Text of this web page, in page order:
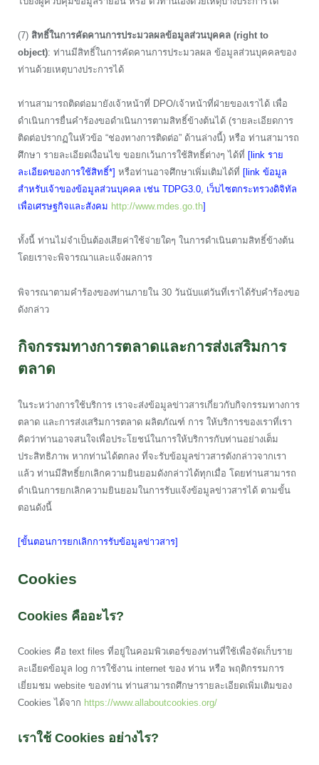
(7) สิทธิ์ในการคัดคานการประมวลผลข้อมูลส่วนบุคคล (right to
object): ท่านมีสิทธิ์ในการคัดคานการประมวลผล ข้อมูลส่วนบุคคลของ
ท่านด้วยเหตุบางประการได้
ท่านสามารถติดต่อมายังเจ้าหน้าที่ DPO/เจ้าหน้าที่ฝ่ายของเราได้ เพื่อ
ดำเนินการยื่นคำร้องขอดำเนินการตามสิทธิ์ข้างต้นได้ (รายละเอียดการ
ติดต่อปรากฏในหัวข้อ “ช่องทางการติดต่อ” ด้านล่างนี้) หรือ ท่านสามารถ
ศึกษา รายละเอียดเงื่อนไข ขอยกเว้นการใช้สิทธิ์ต่างๆ ได้ที่ [link ราย
ละเอียดของการใช้สิทธิ์*] หรือท่านอาจศึกษาเพิ่มเติมได้ที่ [link ข้อมูล
สำหรับเจ้าของข้อมูลส่วนบุคคล เช่น TDPG3.0, เว็บไซตกระทรวงดิจิทัล
เพื่อเศรษฐกิจและสังคม http://www.mdes.go.th]
ทั้งนี้ ท่านไม่จำเป็นต้องเสียค่าใช้จ่ายใดๆ ในการดำเนินตามสิทธิ์ข้างต้น
โดยเราจะพิจารณาและแจ้งผลการ
พิจารณาตามคำร้องของท่านภายใน 30 วันนับแต่วันที่เราได้รับคำร้องขอ
ดังกล่าว
กิจกรรมทางการตลาดและการส่งเสริมการ
ตลาด
ในระหว่างการใช้บริการ เราจะส่งข้อมูลข่าวสารเกี่ยวกับกิจกรรมทางการ
ตลาด และการส่งเสริมการตลาด ผลิตภัณฑ์ การ ให้บริการของเราที่เรา
คิดว่าท่านอาจสนใจเพื่อประโยชน์ในการให้บริการกับท่านอย่างเต็ม
ประสิทธิภาพ หากท่านได้ตกลง ที่จะรับข้อมูลข่าวสารดังกล่าวจากเรา
แล้ว ท่านมีสิทธิ์ยกเลิกความยินยอมดังกล่าวได้ทุกเมื่อ โดยท่านสามารถ
ดำเนินการยกเลิกความยินยอมในการรับแจ้งข้อมูลข่าวสารได้ ตามขั้น
ตอนดังนี้
[ขั้นตอนการยกเลิกการรับข้อมูลข่าวสาร]
Cookies
Cookies คืออะไร?
Cookies คือ text files ที่อยู่ในคอมพิวเตอร์ของท่านที่ใช้เพื่อจัดเก็บราย
ละเอียดข้อมูล log การใช้งาน internet ของ ท่าน หรือ พฤติกรรมการ
เยี่ยมชม website ของท่าน ท่านสามารถศึกษารายละเอียดเพิ่มเติมของ
Cookies ได้จาก https://www.allaboutcookies.org/
เราใช้ Cookies อย่างไร?